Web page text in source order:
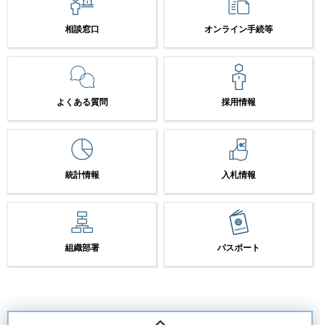
相談窓口 オンライン手続等
よくある質問 採用情報
統計情報 入札情報
組織部署 パスポート